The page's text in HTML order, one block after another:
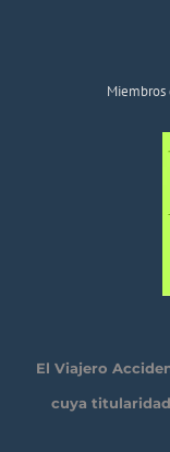
Miembros
El Viajero
cuya